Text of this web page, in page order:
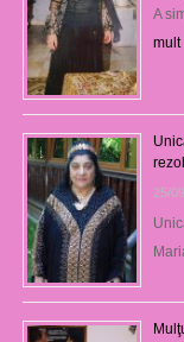
A
mult
25/